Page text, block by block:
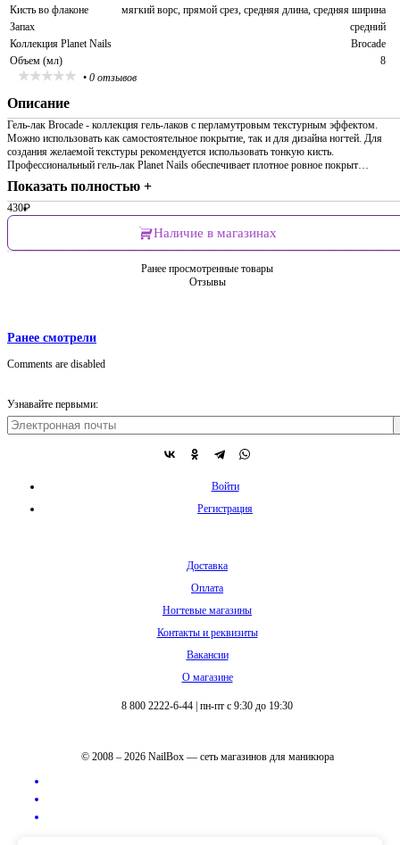
Кисть во флаконе
мягкий ворс, прямой срез, средняя длина, средняя ширина
Запах
средний
Коллекция Planet Nails
Brocade
Объем (мл)
8
• 0 отзывов
Описание
Гель-лак Brocade - коллекция гель-лаков с перламутровым текстурным эффектом.
Можно использовать как самостоятельное покрытие, так и для дизайна ногтей. Для
создания желаемой текстуры рекомендуется использовать тонкую кисть.
Профессиональный гель-лак Planet Nails обеспечивает плотное ровное покрыт…
Показать полностью +
430₽
Наличие в магазинах
Ранее просмотренные товары
Отзывы
Ранее смотрели
Comments are disabled
Узнавайте первыми:
Войти
Регистрация
Доставка
Оплата
Ногтевые магазины
Контакты и реквизиты
Вакансии
О магазине
8 800 2222-6-44 пн-пт с 9:30 до 19:30
© 2008 – 2026 NailBox — сеть магазинов для маникюра